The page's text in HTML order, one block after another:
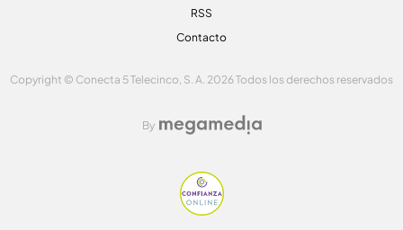
RSS
Contacto
Copyright © Conecta 5 Telecinco, S. A. 2026 Todos los derechos reservados
By